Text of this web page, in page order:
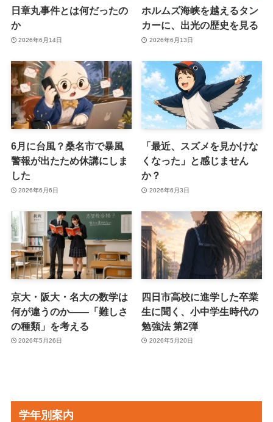
日章丸事件とは何だったの
か
2026年6月14日
ホルムズ海峡を越えるタン
カーに、出光の歴史を見る
2026年6月13日
6月に台風？桑名市で暴風
警報が出たため休講にしま
した
2026年6月6日
「最近、スズメを見かけな
くなった」と感じません
か？
2026年6月3日
京大・阪大・名大の数学は
何が違うのか――「難しさ
の種類」を考える
2026年5月26日
四日市高校に進学した卒業
生に聞く、小中学生時代の
勉強法 第2弾
2026年5月20日
学年別案内